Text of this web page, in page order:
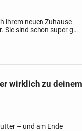
ihrem neuen Zuhause
Sie sind schon super gut
wirklich zu deinem
– und am Ende